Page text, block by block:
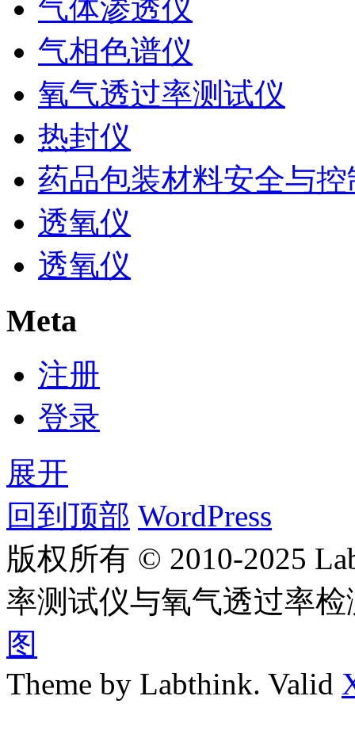
气体渗透仪
气相色谱仪
氧气透过率测试仪
热封仪
药品包装材料安全与
透氧仪
透氧仪
Meta
注册
登录
展开
回到顶部 WordPress
版权所有 © 2010-2025
率测试仪与氧气透过率
图
Theme by Labthink. Valid